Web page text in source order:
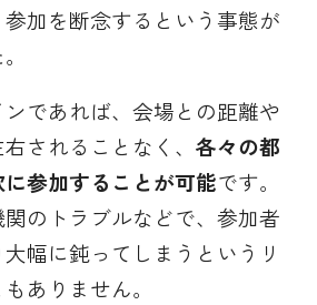
加を断念するという事態が
であれば、会場との距離や
されることなく、各々の都
参加することが可能です。
のトラブルなどで、参加者
幅に鈍ってしまうというリ
ありません。